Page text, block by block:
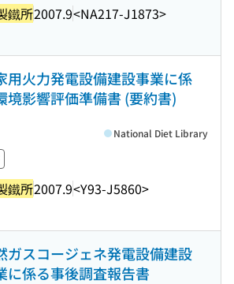
鐵所2007.9<NA217-J1873>
用火力発電設備建設事業に係
境影響評価準備書 (要約書)
鐵所2007.9<Y93-J5860>
National Diet Library
ガスコージェネ発電設備建設
に係る事後調査報告書